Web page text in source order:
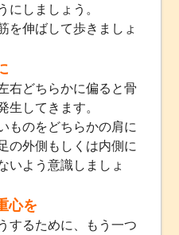
にしましょう。
を伸ばして歩きましょ
右どちらかに偏ると骨
生してきます。
ものをどちらかの肩に
の外側もしくは内側に
いよう意識しましょ
心を
するために、もう一つ